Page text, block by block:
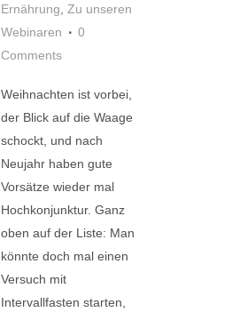
Ernährung
Zu unseren
Webinaren
0
Comments
Weihnachten ist vorbei,
der Blick auf die Waage
schockt, und nach
Neujahr haben gute
Vorsätze wieder mal
Hochkonjunktur. Ganz
oben auf der Liste: Man
könnte doch mal einen
Versuch mit
Intervallfasten starten,